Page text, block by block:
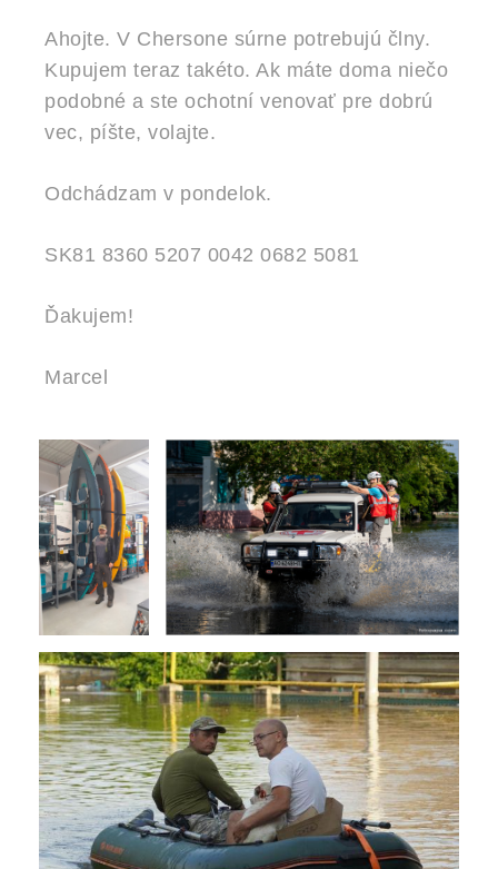
Ahojte. V Chersone súrne potrebujú člny.
Kupujem teraz takéto. Ak máte doma niečo
podobné a ste ochotní venovať pre dobrú
vec, píšte, volajte.
Odchádzam v pondelok.
SK81 8360 5207 0042 0682 5081
Ďakujem!
Marcel